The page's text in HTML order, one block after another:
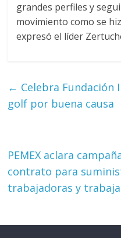
grandes perfiles y
movimiento como se
expresó el líder
← Celebra Fundación
golf por buena causa
PEMEX aclara
contrato para
trabajadoras y